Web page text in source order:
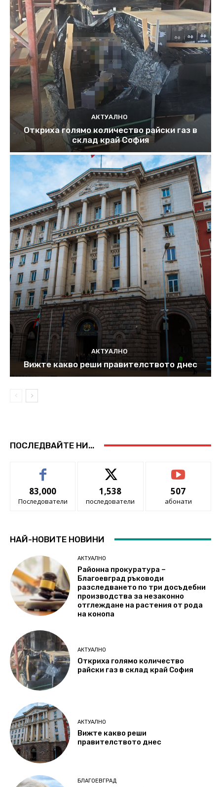
АКТУАЛНО
Откриха голямо количество райски газ в
склад край София
АКТУАЛНО
Вижте какво реши правителството днес
ПОСЛЕДВАЙТЕ НИ...
83,000
Последователи
1,538
последователи
507
абонати
НАЙ-НОВИТЕ НОВИНИ
АКТУАЛНО
Районна прокуратура –
Благоевград ръководи
разследването по три досъдебни
производства за незаконно
отглеждане на растения от рода
на конопа
АКТУАЛНО
Откриха голямо количество
райски газ в склад край София
АКТУАЛНО
Вижте какво реши
правителството днес
БЛАГОЕВГРАД